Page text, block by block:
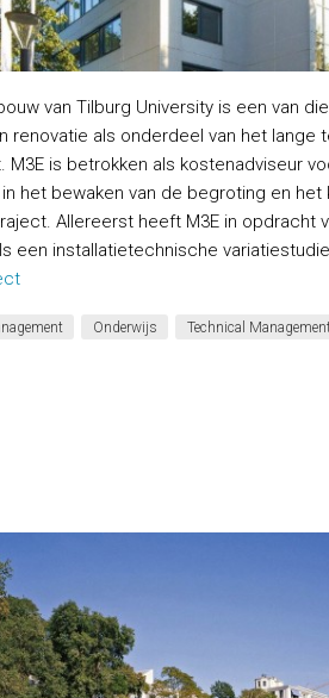
van Tilburg University is een van
renovatie als onderdeel van het lange
M3E is betrokken als kostenadviseur
het bewaken van de begroting en
Allereerst heeft M3E in opdracht
een installatietechnische
Onderwijs Technical